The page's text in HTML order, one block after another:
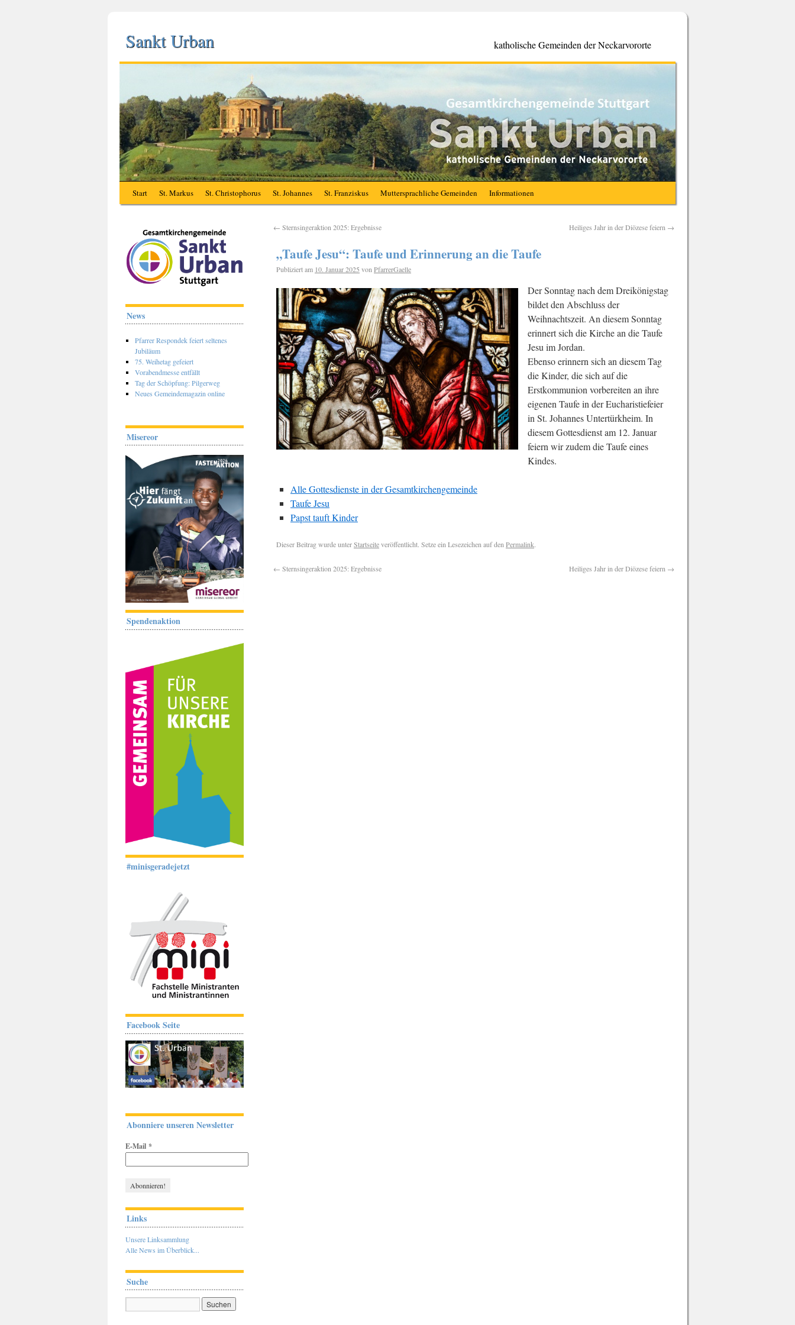
Sankt Urban katholische Gemeinden der Neckarvororte
Start St. Markus St. Christophorus St. Johannes St. Franziskus Muttersprachliche Gemeinden Informationen
← Sternsingeraktion 2025: Ergebnisse Heiliges Jahr in der Diözese feiern →
„Taufe Jesu“: Taufe und Erinnerung an die Taufe
Publiziert am 10. Januar 2025 von PfarrerGaelle
Der Sonntag nach dem Dreikönigstag
bildet den Abschluss der
Weihnachtszeit. An diesem Sonntag
erinnert sich die Kirche an die Taufe
Jesu im Jordan.
Ebenso erinnern sich an diesem Tag
die Kinder, die sich auf die
Erstkommunion vorbereiten an ihre
eigenen Taufe in der Eucharistiefeier
in St. Johannes Untertürkheim. In
diesem Gottesdienst am 12. Januar
feiern wir zudem die Taufe eines
Kindes.
Alle Gottesdienste in der Gesamtkirchengemeinde
Taufe Jesu
Papst tauft Kinder
Dieser Beitrag wurde unterStartseiteveröffentlicht. Setze ein Lesezeichen auf den Permalink.
← Sternsingeraktion 2025: Ergebnisse Heiliges Jahr in der Diözese feiern →
News
Pfarrer Respondek feiert seltenes
Jubiläum
75. Weihetag gefeiert
Vorabendmesse entfällt
Tag der Schöpfung: Pilgerweg
Neues Gemeindemagazin online
Misereor
Spendenaktion
#minisgeradejetzt
Facebook Seite
Abonniere unseren Newsletter
E-Mail *
Links
Unsere Linksammlung
Alle News im Überblick...
Suche